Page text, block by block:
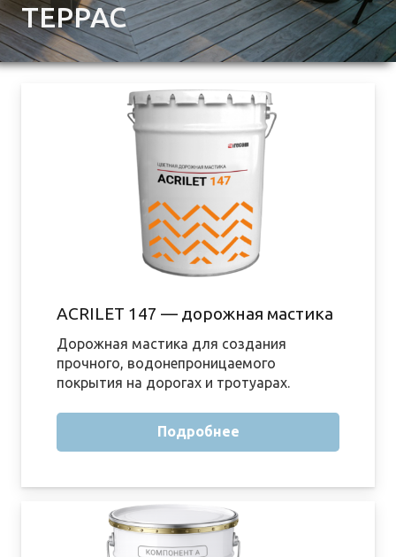
ТЕРРАС
ACRILET 147 — дорожная мастика
Дорожная мастика для создания
прочного, водонепроницаемого
покрытия на дорогах и тротуарах.
Подробнее